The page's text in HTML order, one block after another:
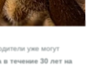
уже могут
в течение 30 лет на